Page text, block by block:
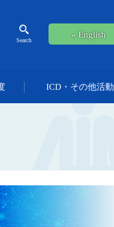
» English
Search
ICD・その他活動